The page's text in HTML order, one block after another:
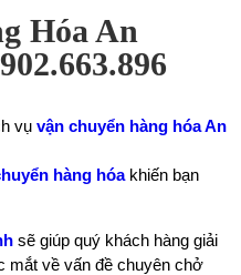
Hóa An
vụ vận chuyển hàng hóa An
hàng hóakhiến bạn
sẽ giúp quý khách hàng giải
về vấn đề chuyên chở